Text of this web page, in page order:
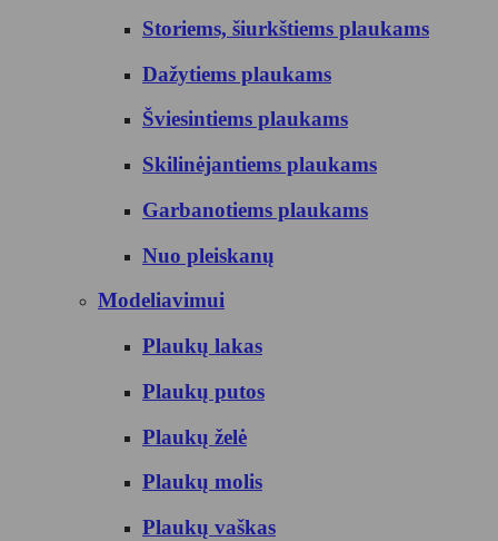
Storiems, šiurkštiems plaukams
Dažytiems plaukams
Šviesintiems plaukams
Skilinėjantiems plaukams
Garbanotiems plaukams
Nuo pleiskanų
Modeliavimui
Plaukų lakas
Plaukų putos
Plaukų želė
Plaukų molis
Plaukų vaškas